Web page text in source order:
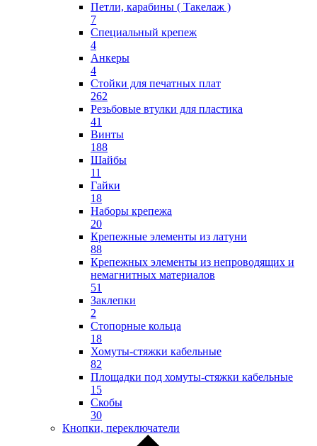
Петли, карабины ( Такелаж )
7
Специальный крепеж
4
Анкеры
4
Стойки для печатных плат
262
Резьбовые втулки для пластика
41
Винты
188
Шайбы
11
Гайки
18
Наборы крепежа
20
Крепежные элементы из латуни
88
Крепежных элементы из непроводящих и
немагнитных материалов
51
Заклепки
2
Стопорные кольца
18
Хомуты-стяжки кабельные
82
Площадки под хомуты-стяжки кабельные
15
Скобы
30
Кнопки, переключатели